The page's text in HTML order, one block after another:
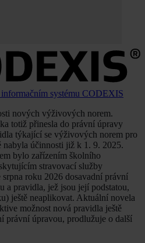
systému CODEXIS
nových výživových norem.
totiž přinesla do právní úpravy
týkající se výživových norem pro
účinnosti již k 1. 9. 2025.
bylo zařízením školního
stravovací služby
roku 2026 dosavadní právní
a pravidla, jež jsou její podstatou,
ještě neaplikovat. Aktuální novela
možnost nová pravidla ještě
právní úpravou, prodlužuje o další